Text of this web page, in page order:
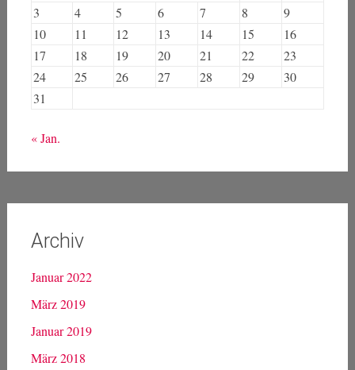
3
4 5 6 7 8
9
10
11 12 13 14 15
16
17
18 19 20 21 22
23
24
25 26 27 28 29
30
31
« Jan.
Archiv
Januar 2022
März 2019
Januar 2019
März 2018